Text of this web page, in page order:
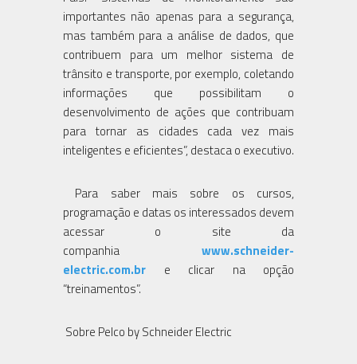
importantes não apenas para a segurança,
mas também para a análise de dados, que
contribuem para um melhor sistema de
trânsito e transporte, por exemplo, coletando
informações que possibilitam o
desenvolvimento de ações que contribuam
para tornar as cidades cada vez mais
inteligentes e eficientes”, destaca o executivo.
Para saber mais sobre os cursos,
programação e datas os interessados devem
acessar o site da
companhia www.schneider-
electric.com.br e clicar na opção
“treinamentos”.
Sobre Pelco by Schneider Electric